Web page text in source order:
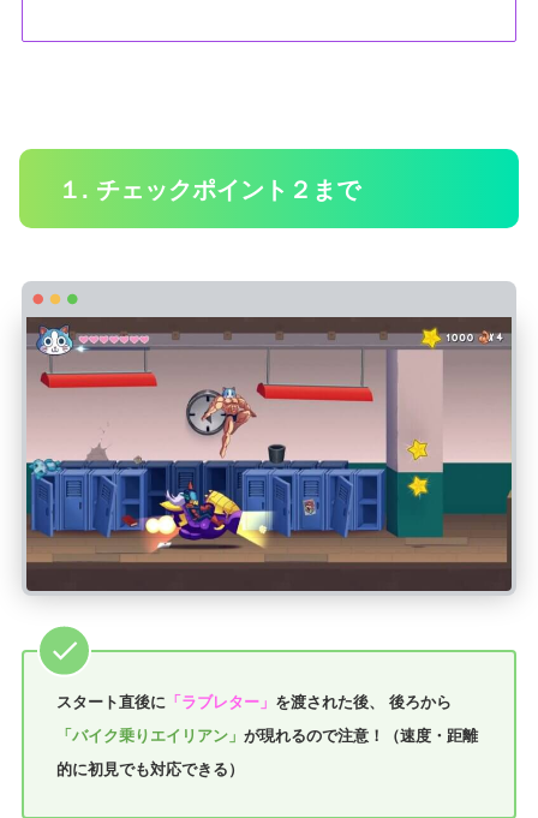
１. チェックポイント２まで
スタート直後に「ラブレター」 を渡された後、 後ろから
「バイク乗りエイリアン」 が現れるので注意！（速度・距離
的に初見でも対応できる）